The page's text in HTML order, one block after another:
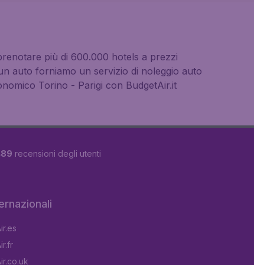
più di 600.000 hotels a prezzi
auto forniamo un servizio di noleggio auto
Torino - Parigi con BudgetAir.it
recensioni degli utenti